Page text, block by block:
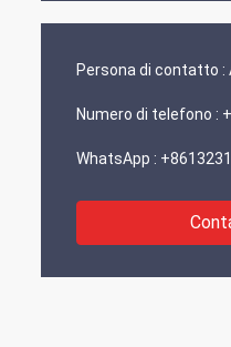
Persona di contatto :
Numero di telefono :
WhatsApp :